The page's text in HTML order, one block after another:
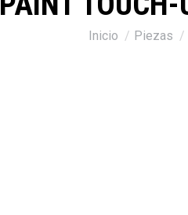
Estás aquí:
Inicio Piezas